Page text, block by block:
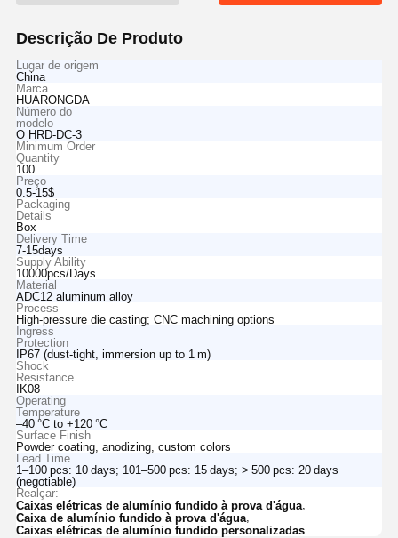
Descrição De Produto
Lugar de origem
China
Marca
HUARONGDA
Número do
modelo
O HRD-DC-3
Minimum Order
Quantity
100
Preço
0.5-15$
Packaging
Details
Box
Delivery Time
7-15days
Supply Ability
10000pcs/Days
Material
ADC12 aluminum alloy
Process
High‑pressure die casting; CNC machining options
Ingress
Protection
IP67 (dust‑tight, immersion up to 1 m)
Shock
Resistance
IK08
Operating
Temperature
–40 °C to +120 °C
Surface Finish
Powder coating, anodizing, custom colors
Lead Time
1–100 pcs: 10 days; 101–500 pcs: 15 days; > 500 pcs: 20 days
(negotiable)
Realçar:
Caixas elétricas de alumínio fundido à prova d'água,
Caixa de alumínio fundido à prova d'água,
Caixas elétricas de alumínio fundido personalizadas